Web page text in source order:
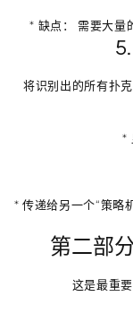
* 缺点： 需要大量
将识别出的所有扑
*
* 传递给另一个“策略
第二部
这是最重